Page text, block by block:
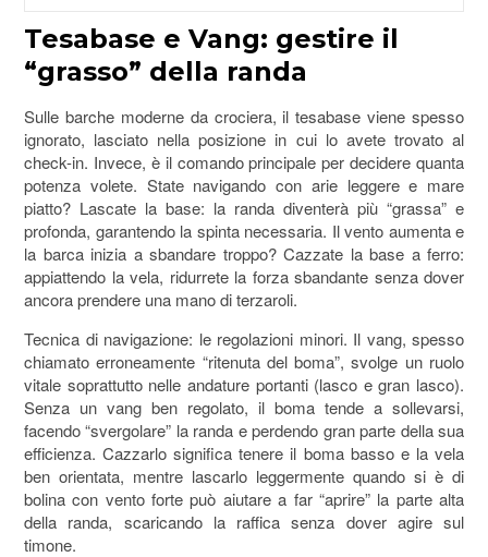
Tesabase e Vang: gestire il
“grasso” della randa
Sulle barche moderne da crociera, il tesabase viene spesso
ignorato, lasciato nella posizione in cui lo avete trovato al
check-in. Invece, è il comando principale per decidere quanta
potenza volete. State navigando con arie leggere e mare
piatto? Lascate la base: la randa diventerà più “grassa” e
profonda, garantendo la spinta necessaria. Il vento aumenta e
la barca inizia a sbandare troppo? Cazzate la base a ferro:
appiattendo la vela, ridurrete la forza sbandante senza dover
ancora prendere una mano di terzaroli.
Tecnica di navigazione: le regolazioni minori. Il vang, spesso
chiamato erroneamente “ritenuta del boma”, svolge un ruolo
vitale soprattutto nelle andature portanti (lasco e gran lasco).
Senza un vang ben regolato, il boma tende a sollevarsi,
facendo “svergolare” la randa e perdendo gran parte della sua
efficienza. Cazzarlo significa tenere il boma basso e la vela
ben orientata, mentre lascarlo leggermente quando si è di
bolina con vento forte può aiutare a far “aprire” la parte alta
della randa, scaricando la raffica senza dover agire sul
timone.